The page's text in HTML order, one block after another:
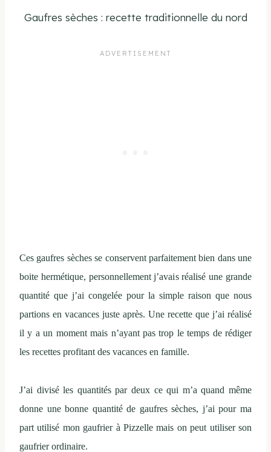
Gaufres sèches : recette traditionnelle du nord
Ces gaufres sèches se conservent parfaitement bien dans une
boite hermétique, personnellement j’avais réalisé une grande
quantité que j’ai congelée pour la simple raison que nous
partions en vacances juste après. Une recette que j’ai réalisé
il y a un moment mais n’ayant pas trop le temps de rédiger
les recettes profitant des vacances en famille.
J’ai divisé les quantités par deux ce qui m’a quand même
donne une bonne quantité de gaufres sèches, j’ai pour ma
part utilisé mon gaufrier à Pizzelle mais on peut utiliser son
gaufrier ordinaire.